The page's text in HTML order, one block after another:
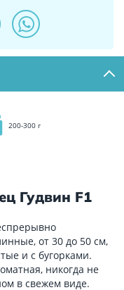
200-300 г
Гудвин F1
от 30 до 50 см,
и с бугорками.
никогда не
в свежем виде.